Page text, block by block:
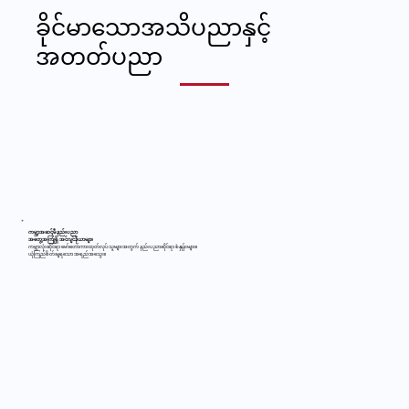
ခိုင်မာသောအသိပညာနှင့်
အတတ်ပညာ
ကမ္ဘာ့အဆင့်မီနည်းပညာ
အတွေ့အကြုံရှိ အင်ဂျင်နီယာများ
ကမ္ဘာလုံးဆိုင်ရာ မော်တော်ကားထုတ်လုပ်သူများအတွက် နည်းပညာဆိုင်ရာ စံနှုန်းများ။
ယုံကြည်စိတ်ချရသော အရည်အသွေး။